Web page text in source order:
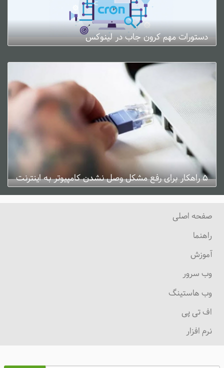
دستورات مهم کرون جاب در لینوکس
۵ راهکار برای رفع مشکل وصل نشدن کامپیوتر به اینترنت
صفحه اصلی
راهنما
آموزش
وب سرور
وب هاستینگ
اف تی پی
نرم افزار